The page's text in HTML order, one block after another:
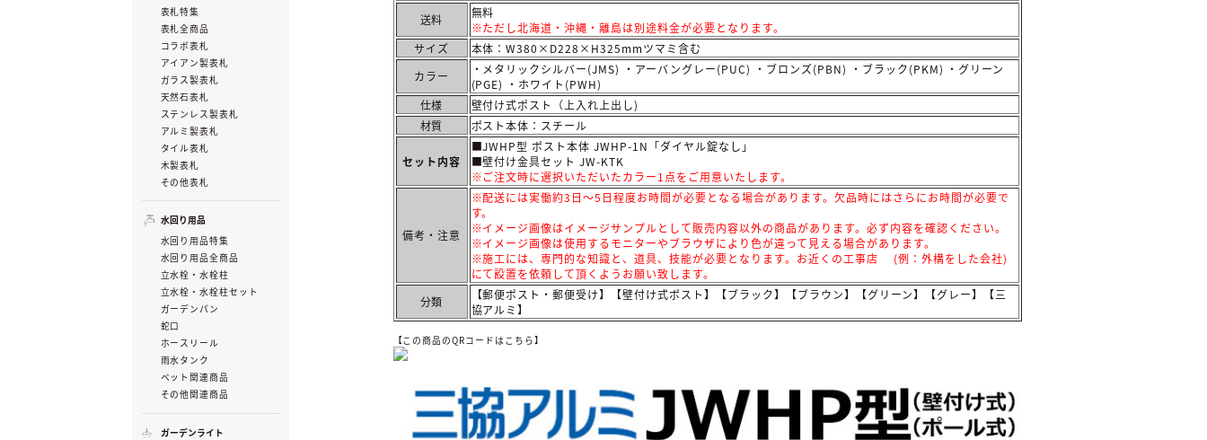
送料
無料
※ただし北海道・沖縄・離島は別途料金が必要となります。
サイズ
本体：W380×D228×H325mmツマミ含む
カラー
・メタリックシルバー(JMS) ・アーバングレー(PUC) ・ブロンズ(PBN) ・ブラック(PKM) ・グリーン
(PGE) ・ホワイト(PWH)
仕様
壁付け式ポスト（上入れ上出し)
材質
ポスト本体：スチール
セット内容
■JWHP型 ポスト本体 JWHP-1N「ダイヤル錠なし」
■壁付け金具セット JW-KTK
※ご注文時に選択いただいたカラー1点をご用意いたします。
備考・注意
※配送には実働約3日～5日程度お時間が必要となる場合があります。欠品時にはさらにお時間が必要で
す。
※イメージ画像はイメージサンプルとして販売内容以外の商品があります。必ず内容を確認ください。
※イメージ画像は使用するモニターやブラウザにより色が違って見える場合があります。
※施工には、専門的な知識と、道具、技能が必要となります。お近くの工事店 (例：外構をした会社)
にて設置を依頼して頂くようお願い致します。
分類
【郵便ポスト・郵便受け】【壁付け式ポスト】【ブラック】【ブラウン】【グリーン】【グレー】【三
協アルミ】
【この商品のQRコードはこちら】
表札特集
表札全商品
コラボ表札
アイアン製表札
ガラス製表札
天然石表札
ステンレス製表札
アルミ製表札
タイル表札
木製表札
その他表札
水回り用品
水回り用品特集
水回り用品全商品
立水栓・水栓柱
立水栓・水栓柱セット
ガーデンパン
蛇口
ホースリール
雨水タンク
ペット関連商品
その他関連商品
ガーデンライト